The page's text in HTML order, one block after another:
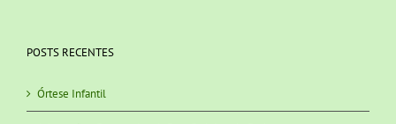
POSTS RECENTES
Órtese Infantil